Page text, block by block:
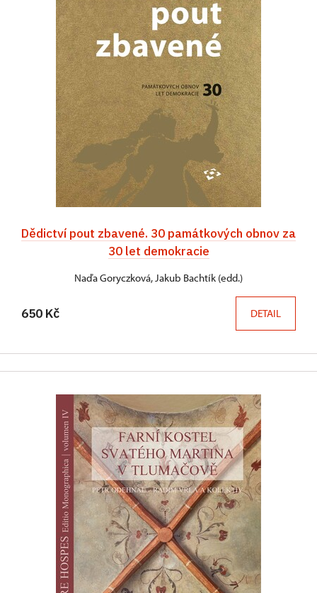
Dědictví pout zbavené. 30 památkových obnov za
30 let demokracie
Naďa Goryczková, Jakub Bachtík (edd.)
650 Kč DETAIL